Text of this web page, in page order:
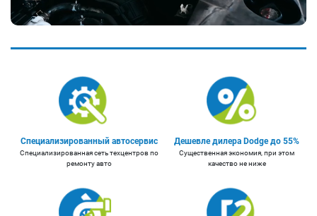
Специализированный автосервис
Специализированная сеть техцентров по
ремонту авто
Дешевле дилера Dodge до 55%
Существенная экономия, при этом
качество не ниже